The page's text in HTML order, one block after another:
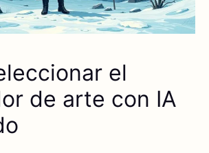
el
de arte con IA